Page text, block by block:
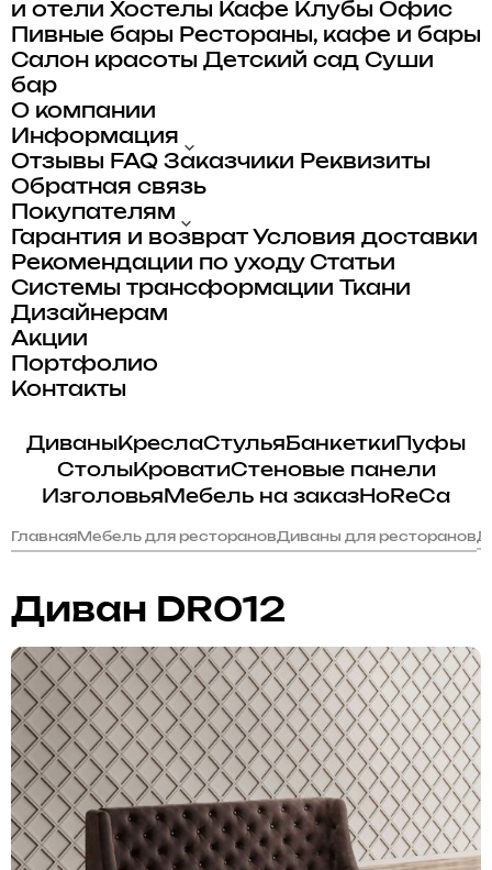
и отели Хостелы Кафе Клубы Офис
Пивные бары Рестораны, кафе и бары
Салон красоты Детский сад Суши
бар
О компании
Информация
Отзывы FAQ Заказчики Реквизиты
Обратная связь
Покупателям
Гарантия и возврат Условия доставки
Рекомендации по уходу Статьи
Системы трансформации
Ткани
Дизайнерам
Акции
Портфолио
Контакты
ДиваныКреслаСтульяБанкеткиПуфы
СтолыКроватиСтеновые панели
Изголовья Мебель на заказHoReCa
ГлавнаяМебель для ресторановДиваны для ресторанов
Диван DR012